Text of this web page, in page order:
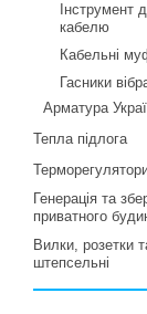
Інструмент
кабелю
Кабельні
Гасники
Арматура
Тепла підлога
Генерація та
приватного
Вилки, розетки
штепсельні